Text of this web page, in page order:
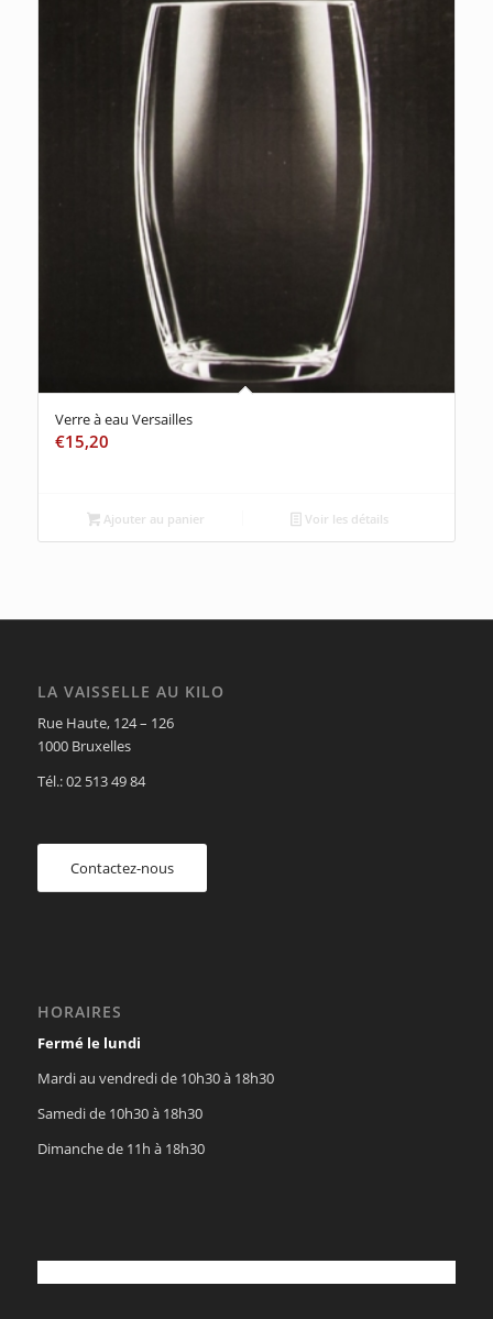
Verre à eau Versailles
€15,20
Ajouter au panier Voir les détails
LA VAISSELLE AU KILO
Rue Haute, 124 – 126
1000 Bruxelles
Tél.: 02 513 49 84
Contactez-nous
HORAIRES
Fermé le lundi
Mardi au vendredi de 10h30 à 18h30
Samedi de 10h30 à 18h30
Dimanche de 11h à 18h30